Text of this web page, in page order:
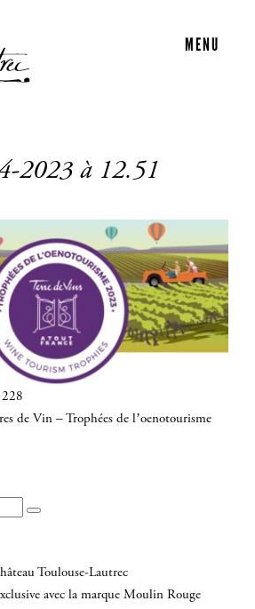
MENU
2023 à 12.51
de Vin – Trophées de l’oenotourisme
Recherche
Toulouse-Lautrec
avec la marque Moulin Rouge